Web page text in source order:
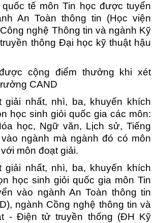
tế môn Tin học được tuyển
An Toàn thông tin (Học viện
nghệ Thông tin và ngành Kỹ
thông Đại học kỹ thuật hậu
cộng điểm thưởng khi xét
CAND
giải nhất, nhì, ba, khuyến khích
học sinh giỏi quốc gia các môn:
học, Ngữ văn, Lịch sử, Tiếng
ngành mà ngành đó có môn
môn đoạt giải.
giải nhất, nhì, ba, khuyến khích
học sinh giỏi quốc gia môn Tin
vào ngành An Toàn thông tin
ngành Cồng nghệ thông tin và
- Điện tử truyền thống (ĐH Kỹ